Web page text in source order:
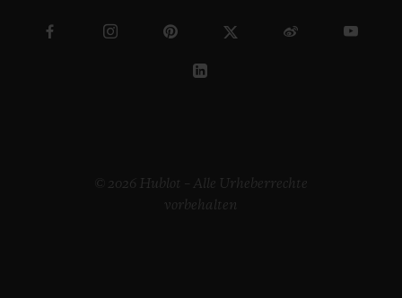
© 2026 Hublot – Alle Urheberrechte
vorbehalten